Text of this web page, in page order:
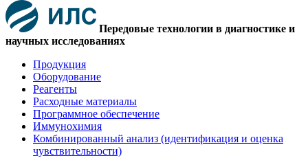
Передовые технологии в диагностике и
научных исследованиях
Продукция
Оборудование
Реагенты
Расходные материалы
Программное обеспечение
Иммунохимия
Комбинированный анализ (идентификация и оценка
чувствительности)